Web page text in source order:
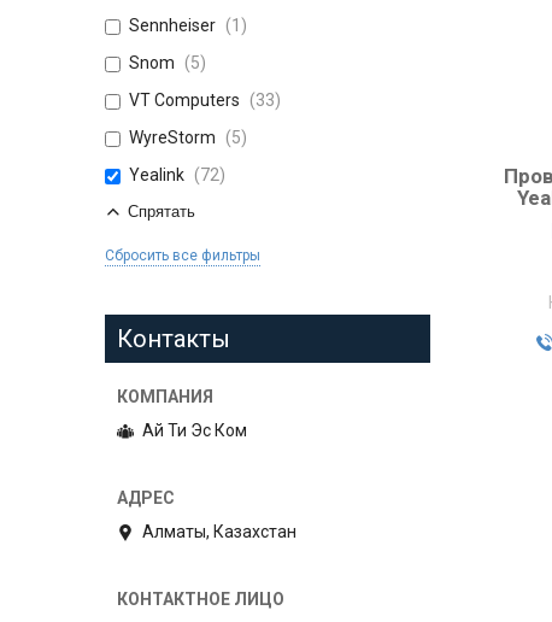
Sennheiser
1
Snom
5
VT Computers
33
WyreStorm
5
Yealink
72
Спрятать
Сбросить все фильтры
Контакты
Ай Ти Эс Ком
Алматы, Казахстан